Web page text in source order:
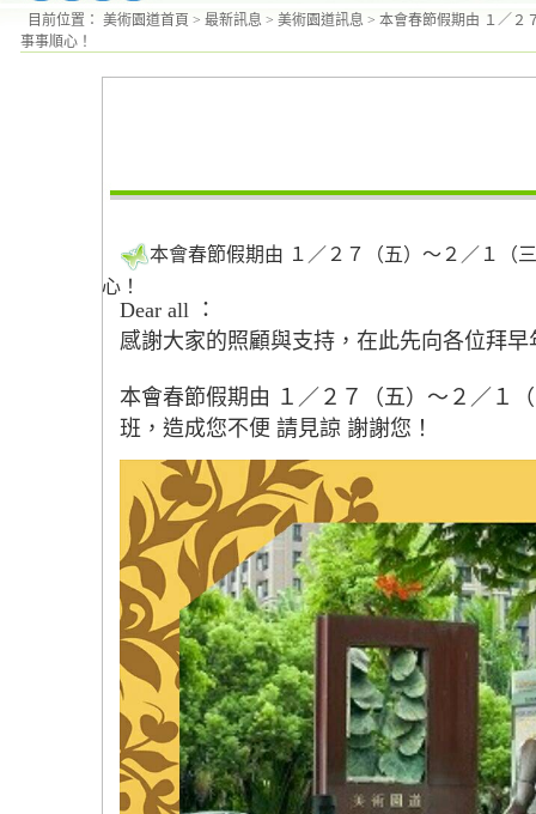
目前位置： 美術園道首頁 > 最新訊息 > 美術園道訊息 > 本會春節假期由 １／２
事事順心！
本會春節假期由 １／２７（五）～２／１（
心！
Dear all ：
感謝大家的照顧與支持，在此先向各位拜
本會春節假期由 １／２７（五）～２／１
班，造成您不便 請見諒 謝謝您！